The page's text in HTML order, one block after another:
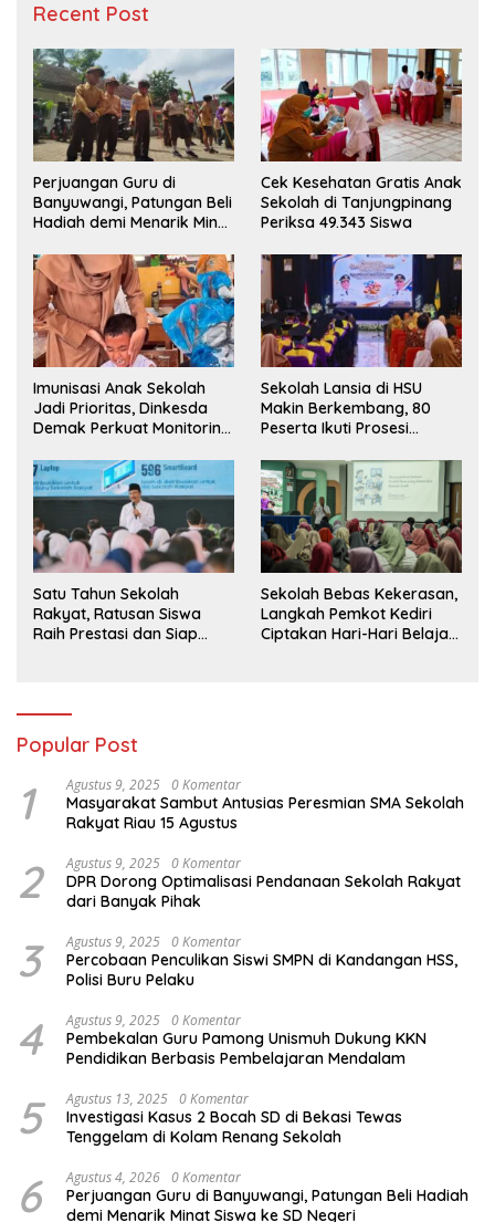
Recent Post
Perjuangan Guru di
Banyuwangi, Patungan Beli
Hadiah demi Menarik Minat
Cek Kesehatan Gratis Anak
Sekolah di Tanjungpinang
Periksa 49.343 Siswa
Imunisasi Anak Sekolah
Jadi Prioritas, Dinkesda
Demak Perkuat Monitoring
Sekolah Lansia di HSU
Makin Berkembang, 80
Peserta Ikuti Prosesi
Satu Tahun Sekolah
Rakyat, Ratusan Siswa
Raih Prestasi dan Siap
Sekolah Bebas Kekerasan,
Langkah Pemkot Kediri
Ciptakan Hari-Hari Belajar
Popular Post
1 Agustus 9, 2025 0 Komentar
Masyarakat Sambut Antusias Peresmian SMA Sekolah
Rakyat Riau 15 Agustus
2 Agustus 9, 2025 0 Komentar
DPR Dorong Optimalisasi Pendanaan Sekolah Rakyat
dari Banyak Pihak
3 Agustus 9, 2025 0 Komentar
Percobaan Penculikan Siswi SMPN di Kandangan HSS,
Polisi Buru Pelaku
4 Agustus 9, 2025 0 Komentar
Pembekalan Guru Pamong Unismuh Dukung KKN
Pendidikan Berbasis Pembelajaran Mendalam
5 Agustus 13, 2025 0 Komentar
Investigasi Kasus 2 Bocah SD di Bekasi Tewas
Tenggelam di Kolam Renang Sekolah
6 Agustus 4, 2026 0 Komentar
Perjuangan Guru di Banyuwangi, Patungan Beli Hadiah
demi Menarik Minat Siswa ke SD Negeri